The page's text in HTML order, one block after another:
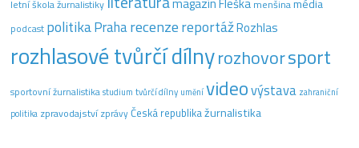
letní škola žurnalistiky menšinamédia
podcast politikaPraharecenzereportážRozhlas
rozhlasové tvůrčí dílnyrozhovorsport
sportovní žurnalistika studium tvůrčí dílny uměnívideovýstava zahraniční
politika zpravodajstvízprávyČeská republikažurnalistika